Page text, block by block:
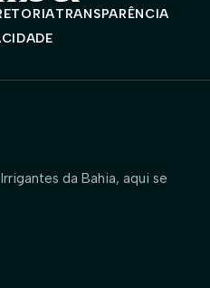
TRANSPARÊNCIA
da Bahia, aqui se